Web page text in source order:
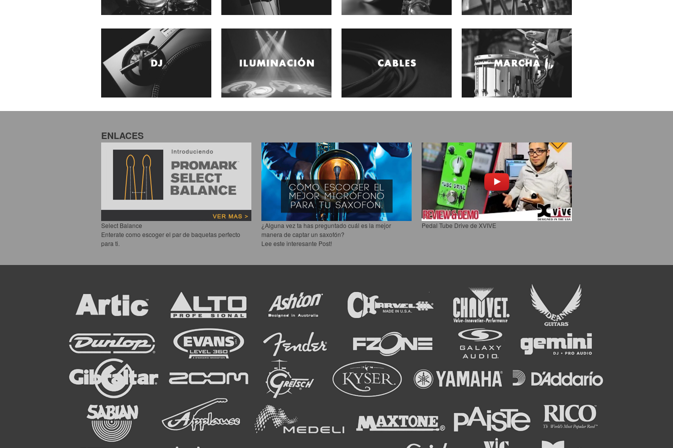
ENLACES
Select Balance
Enterate como escoger el par de baquetas perfecto
para ti.
¿Alguna vez ta has preguntado cuál es la mejor
manera de captar un saxofón?
Lee este interesante Post!
Pedal Tube Drive de XVIVE